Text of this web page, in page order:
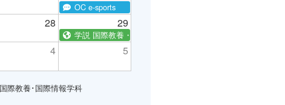
OC e-sports
28 29
学説 国際教養・情報学科
4 5
国際教養･国際情報学科